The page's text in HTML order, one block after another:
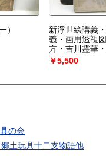
）
新浮世絵講義
義・画用透視
方・吉川霊華
￥5,500
の会
玩具十二支物語他